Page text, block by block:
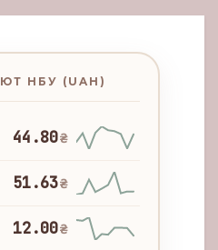
НБУ (UAH)
44.80₴
51.63₴
12.00₴